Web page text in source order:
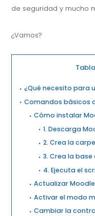
de seguridad y mucho
¿Vamos?
¿Qué necesito para
Comandos básicos
Cómo instalar
1. Descarga
2. Crea la
3. Crea la
4. Ejecuta el
Actualizar Moodle
Activar el modo
Cambiar la